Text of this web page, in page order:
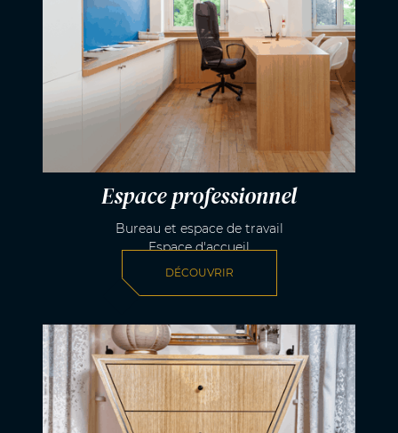
Espace professionnel
Bureau et espace de travail
Espace d'accueil
DÉCOUVRIR